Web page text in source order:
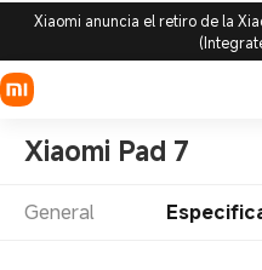
Xiaomi anuncia el retiro de la
Xiaomi Pad 7
General